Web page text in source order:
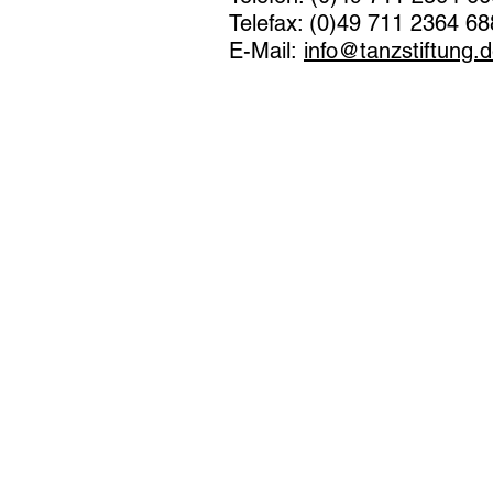
Telefax: (0)49 711 2364
E-Mail: